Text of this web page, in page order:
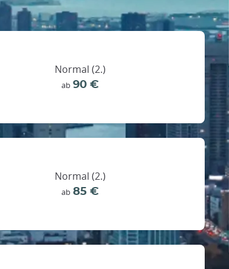
Normal (2.)
ab 90 €
Normal (2.)
ab 85 €